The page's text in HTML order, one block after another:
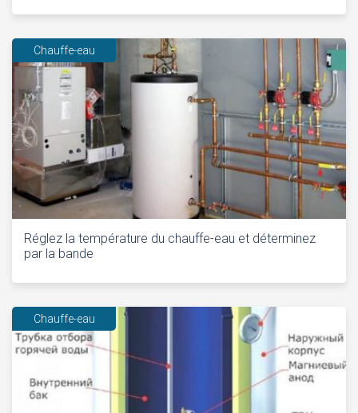
Chauffe-eau
Réglez la température du chauffe-eau et déterminez
par la bande
Chauffe-eau